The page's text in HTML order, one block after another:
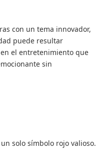
con un tema innovador,
puede resultar
el entretenimiento que
sin
solo símbolo rojo valioso.